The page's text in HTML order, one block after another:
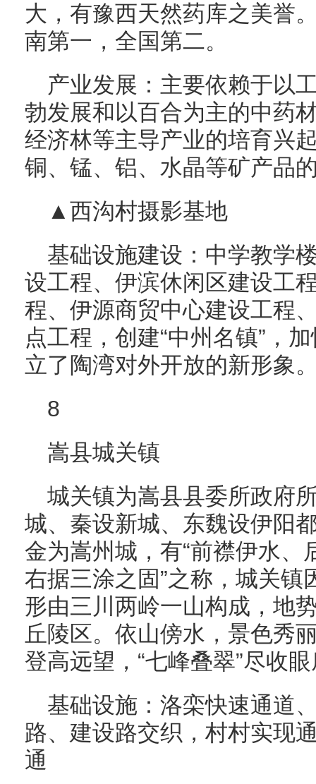
大，有豫西天然药库之美誉
南第一，全国第二。
产业发展：主要依赖于以
勃发展和以百合为主的中药
经济林等主导产业的培育兴
铜、锰、铝、水晶等矿产品
▲西沟村摄影基地
基础设施建设：中学教学
设工程、伊滨休闲区建设工
程、伊源商贸中心建设工程
点工程，创建“中州名镇”，
立了陶湾对外开放的新形象
8
嵩县城关镇
城关镇为嵩县县委所政府
城、秦设新城、东魏设伊阳
金为嵩州城，有“前襟伊水
右据三涂之固”之称，城关
形由三川两岭一山构成，地
丘陵区。依山傍水，景色秀
登高远望，“七峰叠翠”尽收
基础设施：洛栾快速通道
路、建设路交织，村村实现
通